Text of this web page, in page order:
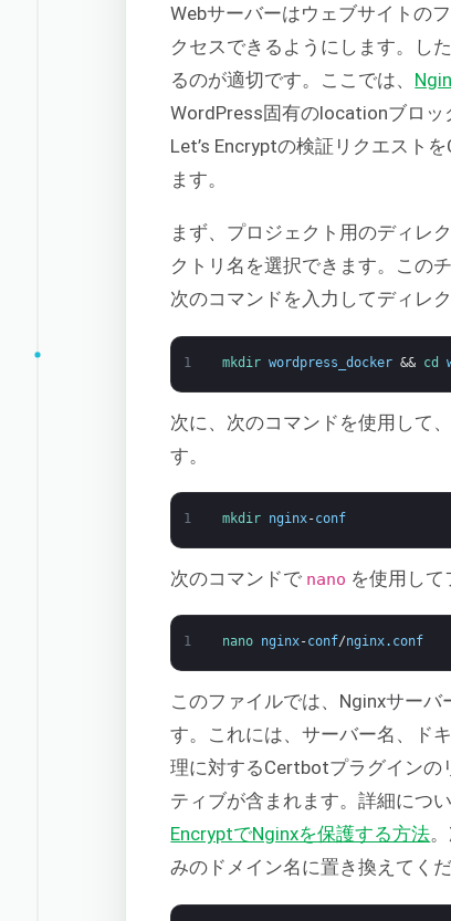
Webサーバーはウェブサイトの
クセスできるようにします。し
るのが適切です。ここでは、
WordPress固有のlocationブロッ
Let’s Encryptの検証リクエスト
ます。
まず、プロジェクト用のディレ
クトリ名を選択できます。この
次のコマンドを入力してディレ
1 mkdir wordpress_docker && cd
次に、次のコマンドを使用して
す。
1 mkdir nginx-conf
次のコマンドで nano を使用して
1 nano nginx-conf/nginx. conf
このファイルでは、Nginxサー
す。これには、サーバー名、ド
理に対するCertbotプラグインの
ティブが含まれます。詳細につ
EncryptでNginxを保護する方法
みのドメイン名に置き換えてくだ